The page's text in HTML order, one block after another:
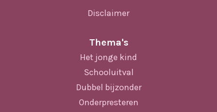
Disclaimer
Thema's
Het jonge kind
Schooluitval
Dubbel bijzonder
Onderpresteren